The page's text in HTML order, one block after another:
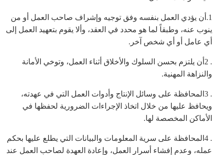
1.أن يؤدي العمل بنفسه وفق توجيه وإشراف صاحب العمل أو من
ينوب عنه، وطبقاً لما هو محدد في العقد، وألا يقوم بتعهيد العمل إلى
أي عامل أو أي شخص آخر.
. 2أن يلتزم بحسن السلوك والأخلاق أثناء العمل، وتوخي الأمانة
والنزاهة المهنية.
. 3المحافظة على وسائل الإنتاج وأدوات العمل التي في عهدته،
ويحافظ عليها من خلال اتخاذ الإجراءات الضرورية لحفظها في
الأماكن المخصصة لها.
. 4المحافظة على سرية المعلومات والبيانات التي يطلع عليها بحكم
عمله، وعدم إفشاء أسرار العمل، وإعادة العهدة لصاحب العمل عند